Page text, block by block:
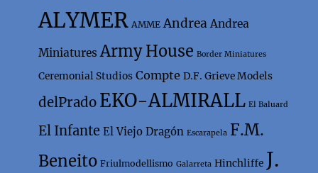
ALYMER AMME Andrea Andrea
Miniatures Army House Border Miniatures
Ceremonial Studios Compte D.F. Grieve Models
delPrado EKO-ALMIRALL El Baluard
El Infante El Viejo Dragón Escarapela F.M.
Beneito Friulmodellismo Galarreta Hinchliffe J.